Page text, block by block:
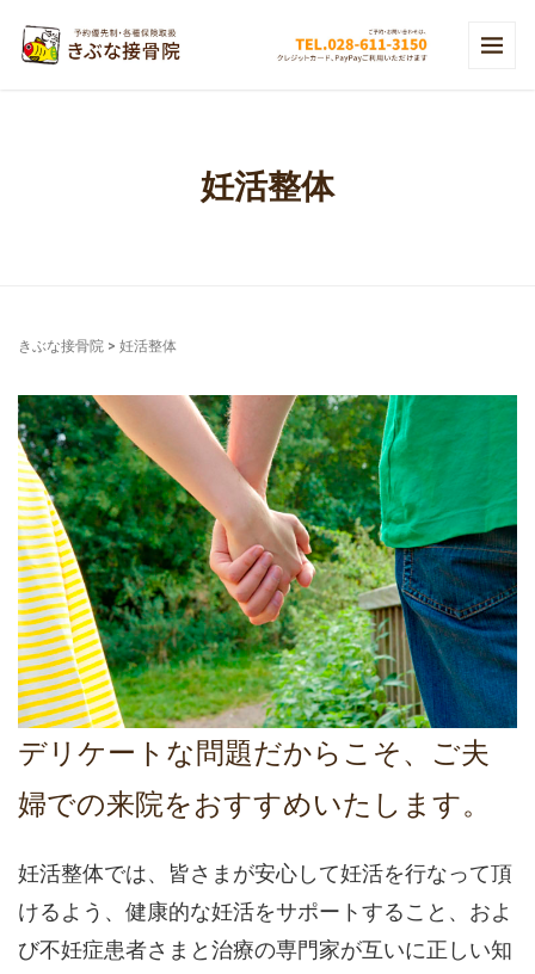
妊活整体
きぶな接骨院 > 妊活整体
デリケートな問題だからこそ、ご夫
婦での来院をおすすめいたします。
妊活整体では、皆さまが安心して妊活を行なって頂
けるよう、健康的な妊活をサポートすること、およ
び不妊症患者さまと治療の専門家が互いに正しい知